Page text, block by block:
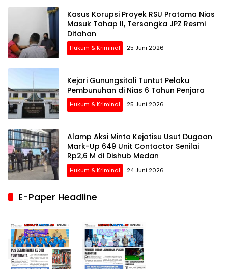
Kasus Korupsi Proyek RSU Pratama Nias
Masuk Tahap II, Tersangka JPZ Resmi
Ditahan
Hukum & Kriminal 25 Juni 2026
Kejari Gunungsitoli Tuntut Pelaku
Pembunuhan di Nias 6 Tahun Penjara
Hukum & Kriminal 25 Juni 2026
Alamp Aksi Minta Kejatisu Usut Dugaan
Mark-Up 649 Unit Contactor Senilai
Rp2,6 M di Dishub Medan
Hukum & Kriminal 24 Juni 2026
E-Paper Headline